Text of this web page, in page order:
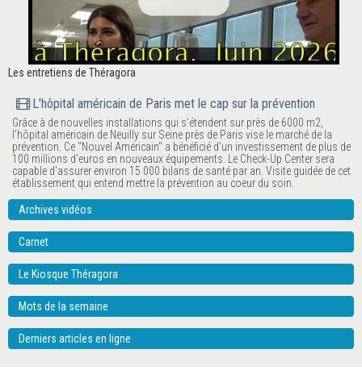
Les entretiens de Théragora
L'hôpital américain de Paris met le cap sur la prévention
Grâce à de nouvelles installations qui s'étendent sur près de 6000 m2,
l'hôpital américain de Neuilly sur Seine près de Paris vise le marché de la
prévention. Ce "Nouvel Américain" a bénéficié d'un investissement de plus de
100 millions d'euros en nouveaux équipements. Le Check-Up Center sera
capable d'assurer environ 15 000 bilans de santé par an. Visite guidée de cet
établissement qui entend mettre la prévention au coeur du soin.
Archives vidéos
Carnet
Le Kiosque Théragora
Mots de la semaine
Derniers articles en ligne